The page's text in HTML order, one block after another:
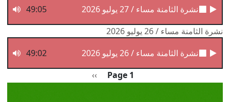
نشرة الثامنة مساء / 27 يوليو 2026
49:05
نشرة الثامنة مساء / 26 يوليو 2026
نشرة الثامنة مساء / 26 يوليو 2026
49:02
Page 1 الصفحة التالية
››